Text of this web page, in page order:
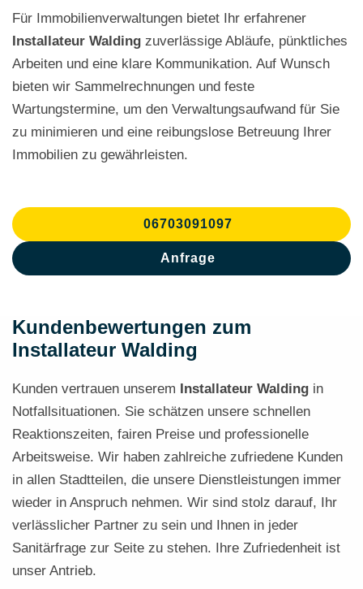
Für Immobilienverwaltungen bietet Ihr erfahrener
Installateur Walding zuverlässige Abläufe, pünktliches
Arbeiten und eine klare Kommunikation. Auf Wunsch
bieten wir Sammelrechnungen und feste
Wartungstermine, um den Verwaltungsaufwand für Sie
zu minimieren und eine reibungslose Betreuung Ihrer
Immobilien zu gewährleisten.
06703091097
Anfrage
Kundenbewertungen zum
Installateur Walding
Kunden vertrauen unserem Installateur Walding in
Notfallsituationen. Sie schätzen unsere schnellen
Reaktionszeiten, fairen Preise und professionelle
Arbeitsweise. Wir haben zahlreiche zufriedene Kunden
in allen Stadtteilen, die unsere Dienstleistungen immer
wieder in Anspruch nehmen. Wir sind stolz darauf, Ihr
verlässlicher Partner zu sein und Ihnen in jeder
Sanitärfrage zur Seite zu stehen. Ihre Zufriedenheit ist
unser Antrieb.